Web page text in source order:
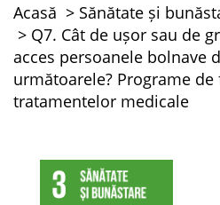
Acasă Sănătate și
Q7. Cât de ușor sau de
acces persoanele bolnave
următoarele? Programe de
tratamentelor medicale